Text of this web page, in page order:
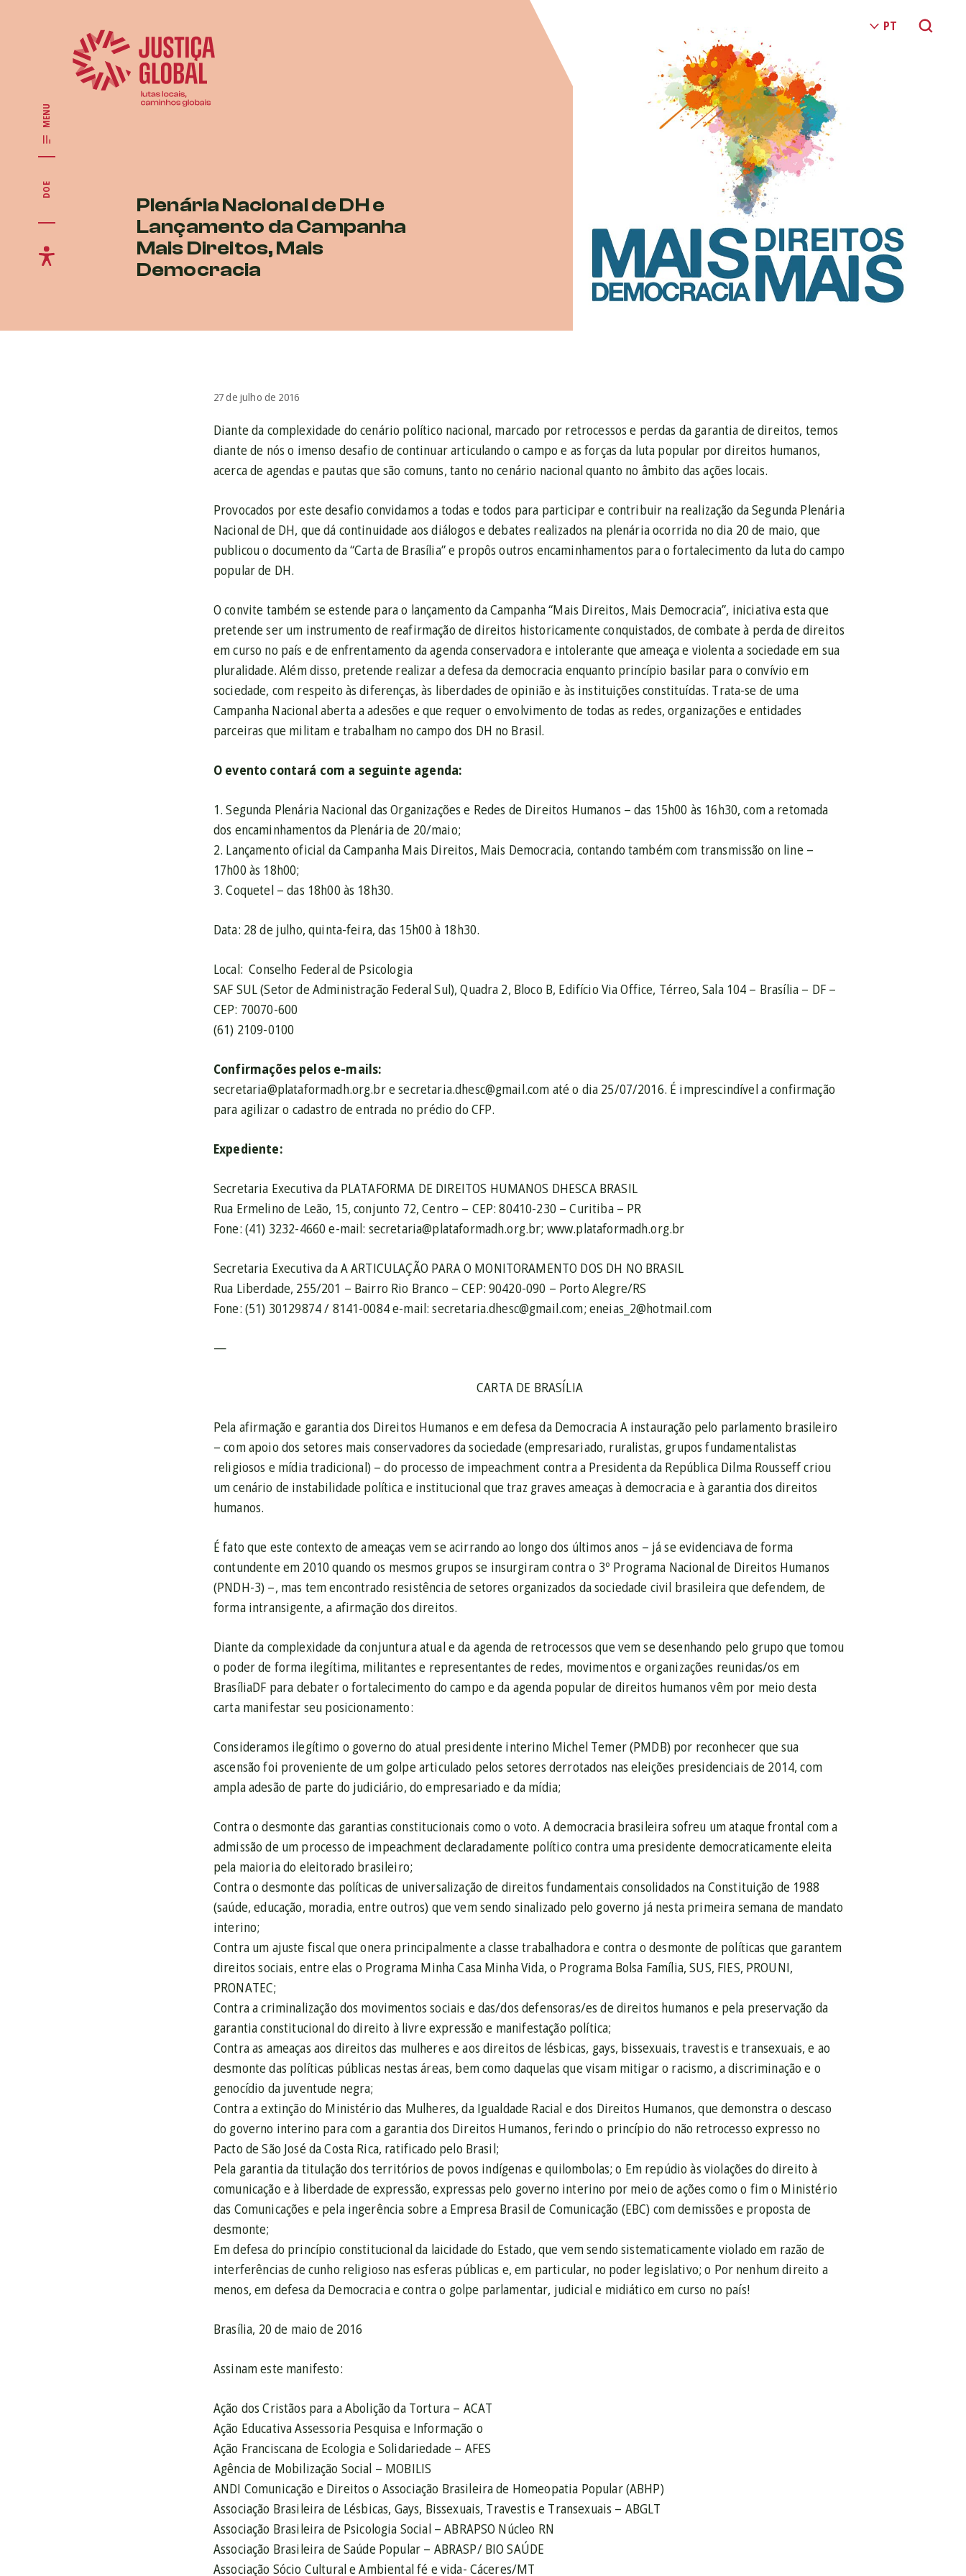
MENU
DOE
Plenária Nacional de DH e
Lançamento da Campanha
Mais Direitos, Mais
Democracia
27 de julho de 2016
Diante da complexidade do cenário político nacional, marcado por retrocessos e perdas da garantia de direitos, temos
diante de nós o imenso desafio de continuar articulando o campo e as forças da luta popular por direitos humanos,
acerca de agendas e pautas que são comuns, tanto no cenário nacional quanto no âmbito das ações locais.
Provocados por este desafio convidamos a todas e todos para participar e contribuir na realização da Segunda Plenária
Nacional de DH, que dá continuidade aos diálogos e debates realizados na plenária ocorrida no dia 20 de maio, que
publicou o documento da “Carta de Brasília” e propôs outros encaminhamentos para o fortalecimento da luta do campo
popular de DH.
O convite também se estende para o lançamento da Campanha “Mais Direitos, Mais Democracia”, iniciativa esta que
pretende ser um instrumento de reafirmação de direitos historicamente conquistados, de combate à perda de direitos
em curso no país e de enfrentamento da agenda conservadora e intolerante que ameaça e violenta a sociedade em sua
pluralidade. Além disso, pretende realizar a defesa da democracia enquanto princípio basilar para o convívio em
sociedade, com respeito às diferenças, às liberdades de opinião e às instituições constituídas. Trata-se de uma
Campanha Nacional aberta a adesões e que requer o envolvimento de todas as redes, organizações e entidades
parceiras que militam e trabalham no campo dos DH no Brasil.
O evento contará com a seguinte agenda:
1. Segunda Plenária Nacional das Organizações e Redes de Direitos Humanos – das 15h00 às 16h30, com a retomada
dos encaminhamentos da Plenária de 20/maio;
2. Lançamento oficial da Campanha Mais Direitos, Mais Democracia, contando também com transmissão on line –
17h00 às 18h00;
3. Coquetel – das 18h00 às 18h30.
Data: 28 de julho, quinta-feira, das 15h00 à 18h30.
Local: Conselho Federal de Psicologia
SAF SUL (Setor de Administração Federal Sul), Quadra 2, Bloco B, Edifício Via Office, Térreo, Sala 104 – Brasília – DF –
CEP: 70070-600
(61) 2109-0100
Confirmações pelos e-mails:
secretaria@plataformadh.org.br e secretaria.dhesc@gmail.com até o dia 25/07/2016. É imprescindível a confirmação
para agilizar o cadastro de entrada no prédio do CFP.
Expediente:
Secretaria Executiva da PLATAFORMA DE DIREITOS HUMANOS DHESCA BRASIL
Rua Ermelino de Leão, 15, conjunto 72, Centro – CEP: 80410-230 – Curitiba – PR
Fone: (41) 3232-4660 e-mail: secretaria@plataformadh.org.br; www.plataformadh.org.br
Secretaria Executiva da A ARTICULAÇÃO PARA O MONITORAMENTO DOS DH NO BRASIL
Rua Liberdade, 255/201 – Bairro Rio Branco – CEP: 90420-090 – Porto Alegre/RS
Fone: (51) 30129874 / 8141-0084 e-mail: secretaria.dhesc@gmail.com; eneias_2@hotmail.com
—
CARTA DE BRASÍLIA
Pela afirmação e garantia dos Direitos Humanos e em defesa da Democracia A instauração pelo parlamento brasileiro
– com apoio dos setores mais conservadores da sociedade (empresariado, ruralistas, grupos fundamentalistas
religiosos e mídia tradicional) – do processo de impeachment contra a Presidenta da República Dilma Rousseff criou
um cenário de instabilidade política e institucional que traz graves ameaças à democracia e à garantia dos direitos
humanos.
É fato que este contexto de ameaças vem se acirrando ao longo dos últimos anos – já se evidenciava de forma
contundente em 2010 quando os mesmos grupos se insurgiram contra o 3º Programa Nacional de Direitos Humanos
(PNDH-3) –, mas tem encontrado resistência de setores organizados da sociedade civil brasileira que defendem, de
forma intransigente, a afirmação dos direitos.
Diante da complexidade da conjuntura atual e da agenda de retrocessos que vem se desenhando pelo grupo que tomou
o poder de forma ilegítima, militantes e representantes de redes, movimentos e organizações reunidas/os em
BrasíliaDF para debater o fortalecimento do campo e da agenda popular de direitos humanos vêm por meio desta
carta manifestar seu posicionamento:
Consideramos ilegítimo o governo do atual presidente interino Michel Temer (PMDB) por reconhecer que sua
ascensão foi proveniente de um golpe articulado pelos setores derrotados nas eleições presidenciais de 2014, com
ampla adesão de parte do judiciário, do empresariado e da mídia;
Contra o desmonte das garantias constitucionais como o voto. A democracia brasileira sofreu um ataque frontal com a
admissão de um processo de impeachment declaradamente político contra uma presidente democraticamente eleita
pela maioria do eleitorado brasileiro;
Contra o desmonte das políticas de universalização de direitos fundamentais consolidados na Constituição de 1988
(saúde, educação, moradia, entre outros) que vem sendo sinalizado pelo governo já nesta primeira semana de mandato
interino;
Contra um ajuste fiscal que onera principalmente a classe trabalhadora e contra o desmonte de políticas que garantem
direitos sociais, entre elas o Programa Minha Casa Minha Vida, o Programa Bolsa Família, SUS, FIES, PROUNI,
PRONATEC;
Contra a criminalização dos movimentos sociais e das/dos defensoras/es de direitos humanos e pela preservação da
garantia constitucional do direito à livre expressão e manifestação política;
Contra as ameaças aos direitos das mulheres e aos direitos de lésbicas, gays, bissexuais, travestis e transexuais, e ao
desmonte das políticas públicas nestas áreas, bem como daquelas que visam mitigar o racismo, a discriminação e o
genocídio da juventude negra;
Contra a extinção do Ministério das Mulheres, da Igualdade Racial e dos Direitos Humanos, que demonstra o descaso
do governo interino para com a garantia dos Direitos Humanos, ferindo o princípio do não retrocesso expresso no
Pacto de São José da Costa Rica, ratificado pelo Brasil;
Pela garantia da titulação dos territórios de povos indígenas e quilombolas; o Em repúdio às violações do direito à
comunicação e à liberdade de expressão, expressas pelo governo interino por meio de ações como o fim o Ministério
das Comunicações e pela ingerência sobre a Empresa Brasil de Comunicação (EBC) com demissões e proposta de
desmonte;
Em defesa do princípio constitucional da laicidade do Estado, que vem sendo sistematicamente violado em razão de
interferências de cunho religioso nas esferas públicas e, em particular, no poder legislativo; o Por nenhum direito a
menos, em defesa da Democracia e contra o golpe parlamentar, judicial e midiático em curso no país!
Brasília, 20 de maio de 2016
Assinam este manifesto:
Ação dos Cristãos para a Abolição da Tortura – ACAT
Ação Educativa Assessoria Pesquisa e Informação o
Ação Franciscana de Ecologia e Solidariedade – AFES
Agência de Mobilização Social – MOBILIS
ANDI Comunicação e Direitos o Associação Brasileira de Homeopatia Popular (ABHP)
Associação Brasileira de Lésbicas, Gays, Bissexuais, Travestis e Transexuais – ABGLT
Associação Brasileira de Psicologia Social – ABRAPSO Núcleo RN
Associação Brasileira de Saúde Popular – ABRASP/ BIO SAÚDE
Associação Sócio Cultural e Ambiental fé e vida- Cáceres/MT